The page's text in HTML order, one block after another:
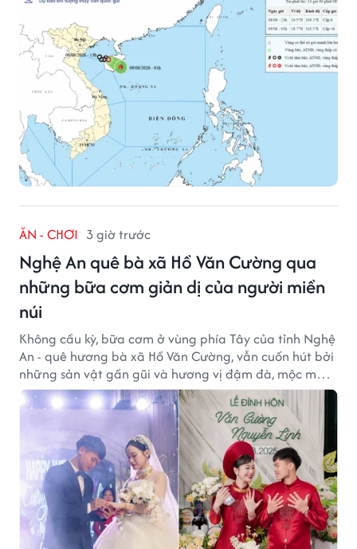
ĂN - CHƠI 3 giờ trước
Nghệ An quê bà xã Hồ Văn Cường qua
những bữa cơm giản dị của người miền
núi
Không cầu kỳ, bữa cơm ở vùng phía Tây của tỉnh Nghệ
An - quê hương bà xã Hồ Văn Cường, vẫn cuốn hút bởi
những sản vật gần gũi và hương vị đậm đà, mộc mạc
của núi rừng.